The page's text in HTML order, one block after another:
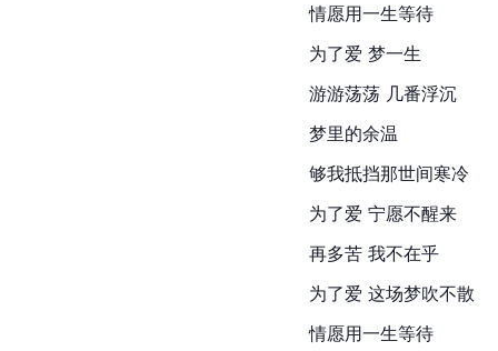
情愿用一生等待
为了爱 梦一生
游游荡荡 几番浮沉
梦里的余温
够我抵挡那世间寒冷
为了爱 宁愿不醒来
再多苦 我不在乎
为了爱 这场梦吹不散
情愿用一生等待